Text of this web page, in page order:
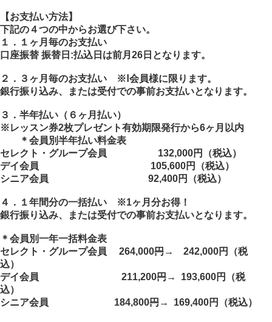
【お支払い方法】
下記の４つの中からお選び下さい。
１． １ヶ月毎のお支払い
口座振替 振替日 :払込日は前月 26 日となります。
２． ３ヶ月毎のお支払い ※Ⅰ会員様に限ります。
銀行振り込み、または受付での事前お支払いとなります。
３． 半年払い（６ヶ月払い）
※レッスン券2枚プレゼント有効期限発行から6ヶ月以内
＊会員別半年払い料金表
セレクト・グループ会員 132,000円
（税込）
デイ会員
105,600円
（税込）
シニア会員
92,400円 （税込）
４． １年間分の一括払い ※1ヶ月分お得！
銀行振り込み、または受付での事前お支払いとなります。
＊会員別一年一括料金表
セレクト・グループ会員 264,000円→ 242,000円
（税
込）
デイ会員
211,200円→ 193,600円
（税
込）
シニア会員
184,800円→ 169,400円 （税込）